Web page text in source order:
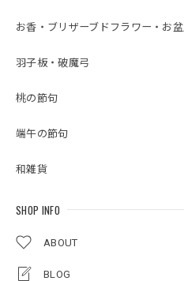
お香・ブリザーブドフラワー・お
羽子板・破魔弓
桃の節句
端午の節句
和雑貨
SHOP INFO
ABOUT
BLOG